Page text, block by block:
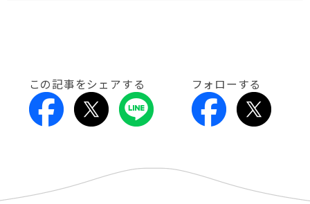
この記事をシェアする フォローする